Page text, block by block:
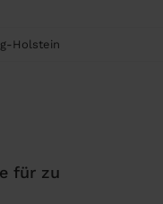
Holstein
für zu